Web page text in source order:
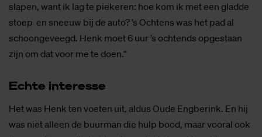
slapen, want ik lag te piekeren: hoe kom ik met een gladde
stoep en sneeuw bij de auto? ’s Ochtens was het pad al
schoongeveegd. Henk moet 6 uur ’s ochtends opgestaan
zijn om dat voor me te doen.”
Ech­te in­te­res­se
Het was Henk ten voeten uit, aldus Oude Engberink. En hij
was niet alleen de buurman die hulp bood, maar vooral ook